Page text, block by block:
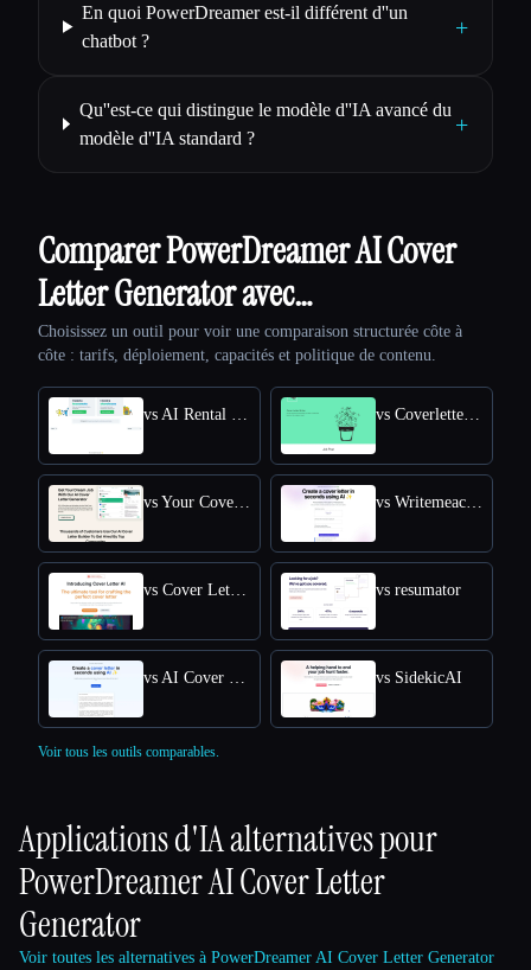
En quoi PowerDreamer est-il différent d''un
chatbot ?
+
Qu''est-ce qui distingue le modèle d''IA avancé du
modèle d''IA standard ?
+
Comparer PowerDreamer AI Cover
Letter Generator avec…
Choisissez un outil pour voir une comparaison structurée côte à
côte : tarifs, déploiement, capacités et politique de contenu.
vs resumator
vs SidekicAI
Voir tous les outils comparables.
Applications d'IA alternatives pour
PowerDreamer AI Cover Letter
Generator
Voir toutes les alternatives à PowerDreamer AI Cover Letter Generator